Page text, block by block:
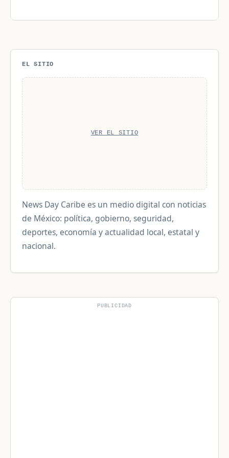
EL SITIO
VER EL SITIO
News Day Caribe es un medio digital con noticias
de México: política, gobierno, seguridad,
deportes, economía y actualidad local, estatal y
nacional.
PUBLICIDAD